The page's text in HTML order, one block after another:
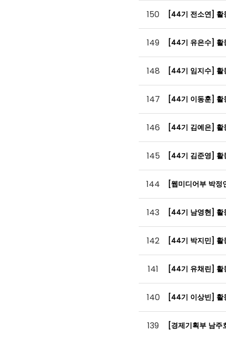
150 [44기 전소연]
149 [44기 유은수]
148 [44기 임지수]
147 [44기 이동훈]
146 [44기 김예은]
145 [44기 김준영]
144 [웹미디어부 박
143 [44기 남영현]
142 [44기 박지민]
141 [44기 유채린]
140 [44기 이상빈]
139 [경제기획부 남